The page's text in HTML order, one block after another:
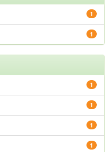
1
1
1
1
1
1